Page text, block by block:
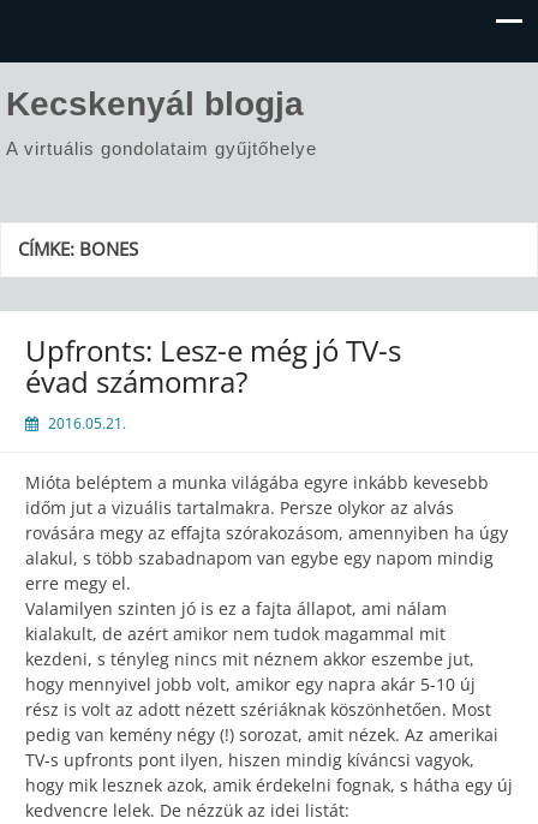
Kecskenyál blogja
A virtuális gondolataim gyűjtőhelye
CÍMKE: BONES
Upfronts: Lesz-e még jó TV-s
évad számomra?
2016.05.21.
Mióta beléptem a munka világába egyre inkább kevesebb
időm jut a vizuális tartalmakra. Persze olykor az alvás
rovására megy az effajta szórakozásom, amennyiben ha úgy
alakul, s több szabadnapom van egybe egy napom mindig
erre megy el.
Valamilyen szinten jó is ez a fajta állapot, ami nálam
kialakult, de azért amikor nem tudok magammal mit
kezdeni, s tényleg nincs mit néznem akkor eszembe jut,
hogy mennyivel jobb volt, amikor egy napra akár 5-10 új
rész is volt az adott nézett szériáknak köszönhetően. Most
pedig van kemény négy (!) sorozat, amit nézek. Az amerikai
TV-s upfronts pont ilyen, hiszen mindig kíváncsi vagyok,
hogy mik lesznek azok, amik érdekelni fognak, s hátha egy új
kedvencre lelek. De nézzük az idei listát: